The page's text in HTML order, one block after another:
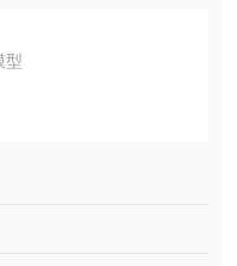
型
） （重4000g）